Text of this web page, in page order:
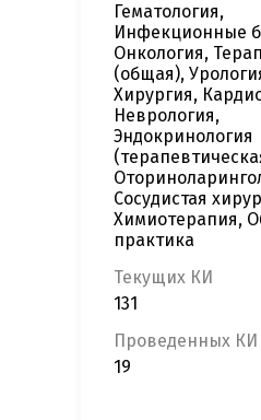
Гематология,
Инфекционные
Онкология,
(общая),
Хирургия,
Неврология,
Эндокринология
Сосудистая
Химиотерапия,
практика
Текущих КИ
131
Проведенных КИ
19